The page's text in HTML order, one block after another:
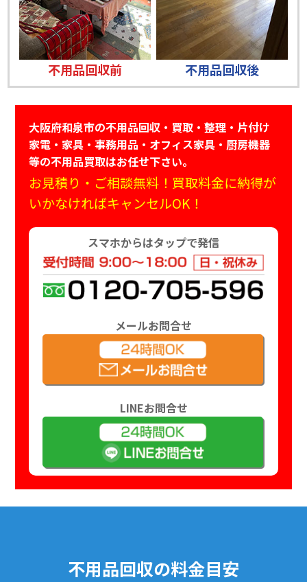
不用品回収前 不用品回収後
大阪府和泉市の不用品回収・買取・整理・片付け
家電・家具・事務用品・オフィス家具・厨房機器
等の不用品買取はお任せ下さい。
お見積り・ご相談無料！買取料金に納得が
いかなければキャンセルOK！
スマホからはタップで発信
メールお問合せ
LINEお問合せ
不用品回収の料金目安